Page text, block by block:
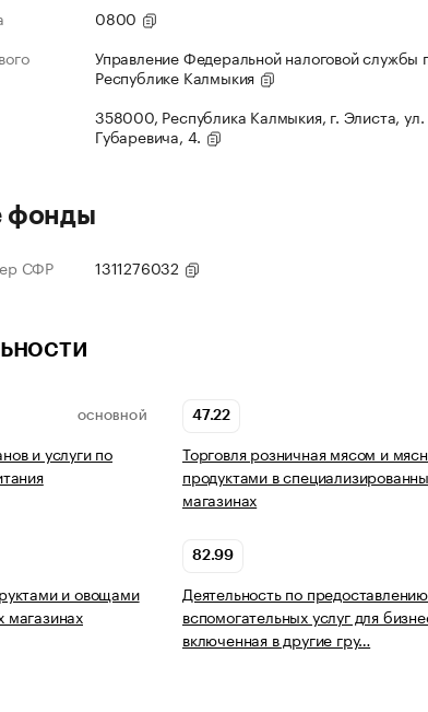
0800
Управление Федеральной налоговой службы
Республике Калмыкия
358000, Республика Калмыкия, г. Элиста, ул.
Губаревича, 4.
фонды
СФР 1311276032
ОСНОВНОЙ
и услуги по
47.22
Торговля розничная мясом и
продуктами в
магазинах
и овощами
магазинах
82.99
Деятельность по
вспомогательных услуг для
включенная в другие гру…